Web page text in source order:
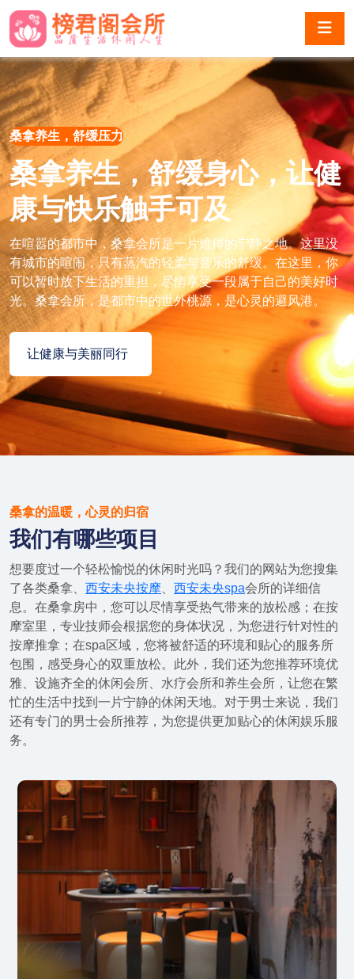
桑拿养生，舒缓压力
桑拿养生，舒缓身心，让健
康与快乐触手可及
在喧嚣的都市中，桑拿会所是一片难得的宁静之地。这里没
有城市的喧闹，只有蒸汽的轻柔与音乐的舒缓。在这里，你
可以暂时放下生活的重担，尽情享受一段属于自己的美好时
光。桑拿会所，是都市中的世外桃源，是心灵的避风港。
让健康与美丽同行
桑拿的温暖，心灵的归宿
我们有哪些项目
想要度过一个轻松愉悦的休闲时光吗？我们的网站为您搜集
了各类桑拿、 西安未央按摩、 西安未央spa会所的详细信
息。在桑拿房中，您可以尽情享受热气带来的放松感；在按
摩室里，专业技师会根据您的身体状况，为您进行针对性的
按摩推拿；在spa区域，您将被舒适的环境和贴心的服务所
包围，感受身心的双重放松。此外，我们还为您推荐环境优
雅、设施齐全的休闲会所、水疗会所和养生会所，让您在繁
忙的生活中找到一片宁静的休闲天地。对于男士来说，我们
还有专门的男士会所推荐，为您提供更加贴心的休闲娱乐服
务。